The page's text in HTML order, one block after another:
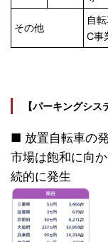
その他
自
C事
【パーキングシス
■ 放置自転車の
市場は飽和に向
続的に発生